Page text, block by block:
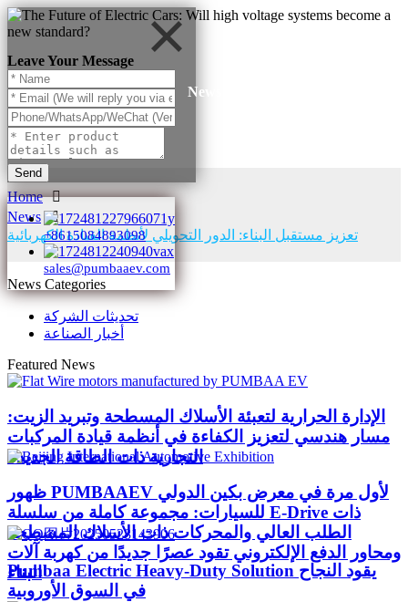
Leave Your Message
Send
+8615084893098
sales@pumbaaev.com
News
Home
News
تعزيز مستقبل البناء: الدور التحويلي لأنظمة القيادة الكهربائية
News Categories
تحديثات الشركة
أخبار الصناعة
Featured News
الإدارة الحرارية لتعبئة الأسلاك المسطحة وتبريد الزيت:
مسار هندسي لتعزيز الكفاءة في أنظمة قيادة المركبات
التجارية ذات الطاقة الجديدة
ظهور PUMBAAEV لأول مرة في معرض بكين الدولي
للسيارات: مجموعة كاملة من سلسلة E-Drive ذات
الطلب العالي والمحركات ذات الأسلاك المسطحة
ومحاور الدفع الإلكتروني تقود عصرًا جديدًا من كهربة آلات
البناء
Pumbaa Electric Heavy-Duty Solution يقود النجاح
في السوق الأوروبية